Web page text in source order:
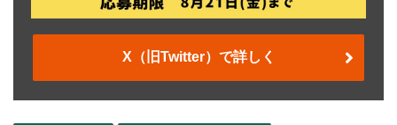
X（旧Twitter）で詳しく